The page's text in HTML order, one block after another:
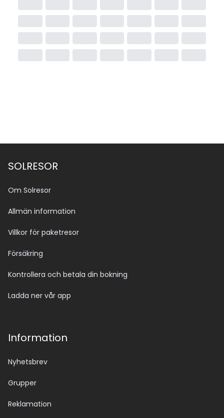
SOLRESOR
Om Solresor
Allmän information
Villkor för paketresor
Försäkring
Kontrollera och betala din bokning
Ladda ner vår app
Information
Nyhetsbrev
Grupper
Reklamation